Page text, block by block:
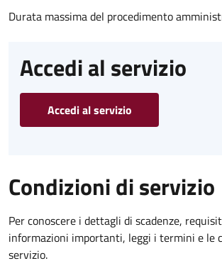
Durata massima del procedimento
Accedi al servizio
Accedi al servizio
Condizioni di servizio
Per conoscere i dettagli di scadenze,
informazioni importanti, leggi i termini e le
servizio.